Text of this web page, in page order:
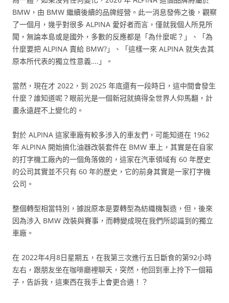
BMW，由 BMW 繼續後續的品牌經營。此一消息發佈之後，觀察
了一個月，幾乎對很多 ALPINA 愛好者而言，僅就我個人所見所
聞，無論本島或是國外，多數的反應都是「為什麼呢？」、「為
什麼要把 ALPINA 賣給 BMW?」、「這樣一來 ALPINA 就失去其
原本所代表的獨立性意義….」。
當然，現在才 2022，到 2025 年底還有一段時日，這中間會發生
什麼？誰知道呢？眼前光是一個新冠就搞得全世界人仰馬翻，計
畫永遠趕不上變化的。
對於 ALPINA 這家車廠有較多涉入的車友們，可能知道在 1962
年 ALPINA 開始搞化油器改裝套件在 BMW 車上，其實是在自家
的打字機工廠內的一個角落做的，這家在汽車領域有 60 年歷史
的公司其實並不只有 60 年的歷史，它的前身其實是一家打字機
公司。
整個轉型相當特別，據說原本是要轉型為紡織機製造，但，後來
因為涉入 BMW 改裝與賽事，而轉變成現在我們所認識到的獨立
車廠。
在 2022年4月8日星期五，在我第三次進行五日斷食的第92小時
左右，跟朋友坐在咖啡廳裡聊天，突然，他回到車上拎下一個箱
子，告訴我，這東西在我手上會更合適！？